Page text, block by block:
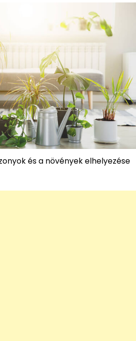
és a növények elhelyezése